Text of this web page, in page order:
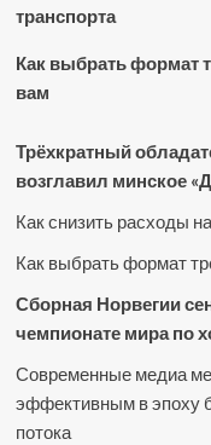
транспорта
Как выбрать формат
вам
Трёхкратный
возглавил минское
Как снизить расходы
Как выбрать формат
Сборная Норвегии
чемпионате мира по
Современные медиа
эффективным в эпоху
потока